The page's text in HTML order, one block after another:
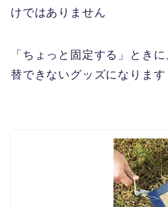
けではありません
「ちょっと固定する」とき
替できないグッズになります